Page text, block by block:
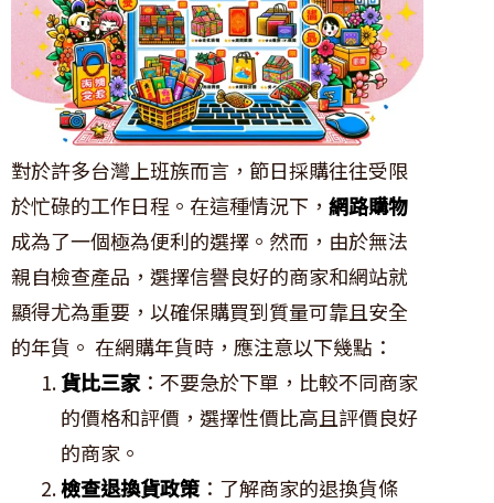
對於許多台灣上班族而言，節日採購往往受限
於忙碌的工作日程。在這種情況下， 網路購物
成為了一個極為便利的選擇。然而，由於無法
親自檢查產品，選擇信譽良好的商家和網站就
顯得尤為重要，以確保購買到質量可靠且安全
的年貨。 在網購年貨時，應注意以下幾點：
貨比三家 ：不要急於下單，比較不同商家
的價格和評價，選擇性價比高且評價良好
的商家。
檢查退換貨政策：了解商家的退換貨條